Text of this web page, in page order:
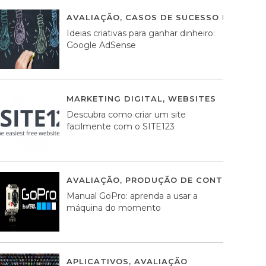
AVALIAÇÃO, CASOS DE SUCESSO DE
Ideias criativas para ganhar dinheiro:
Google AdSense
MARKETING DIGITAL, WEBSITES
Descubra como criar um site
facilmente com o SITE123
AVALIAÇÃO, PRODUÇÃO DE CONTEÚDOS
Manual GoPro: aprenda a usar a
máquina do momento
APLICATIVOS, AVALIAÇÃO